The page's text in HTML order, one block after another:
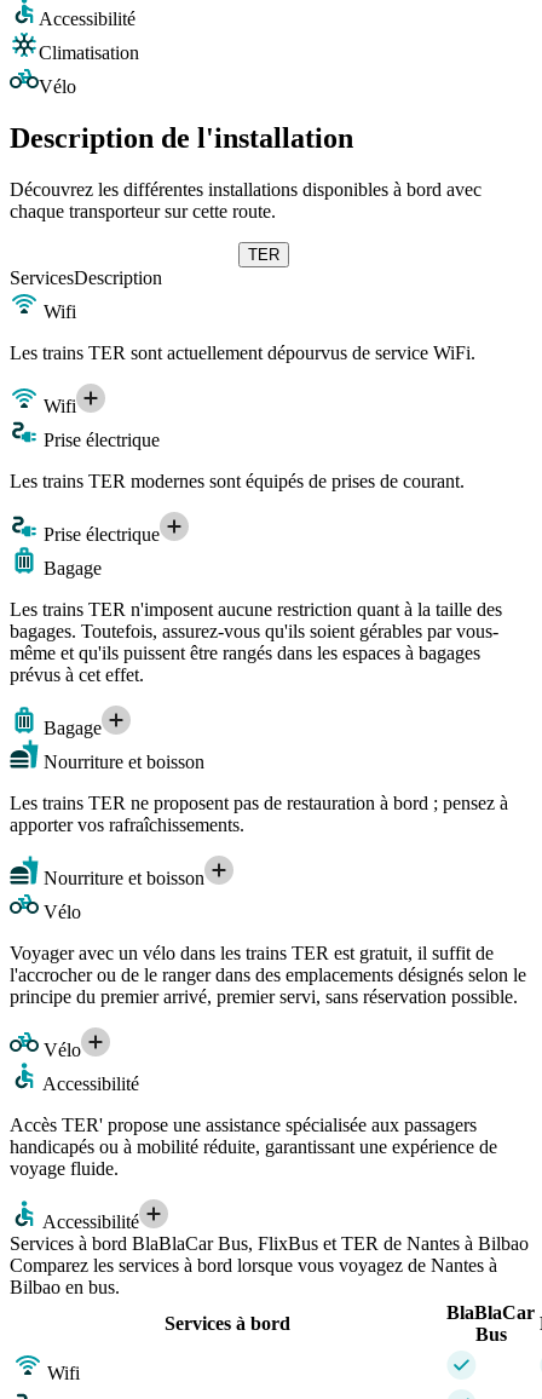
Accessibilité
Climatisation
Vélo
Description de l'installation
Découvrez les différentes installations disponibles à bord avec
chaque transporteur sur cette route.
TER
ServicesDescription
Wifi
Les trains TER sont actuellement dépourvus de service WiFi.
Wifi
Prise électrique
Les trains TER modernes sont équipés de prises de courant.
Prise électrique
Bagage
Les trains TER n'imposent aucune restriction quant à la taille des
bagages. Toutefois, assurez-vous qu'ils soient gérables par vous-
même et qu'ils puissent être rangés dans les espaces à bagages
prévus à cet effet.
Bagage
Nourriture et boisson
Les trains TER ne proposent pas de restauration à bord ; pensez à
apporter vos rafraîchissements.
Nourriture et boisson
Vélo
Voyager avec un vélo dans les trains TER est gratuit, il suffit de
l'accrocher ou de le ranger dans des emplacements désignés selon le
principe du premier arrivé, premier servi, sans réservation possible.
Vélo
Accessibilité
Accès TER' propose une assistance spécialisée aux passagers
handicapés ou à mobilité réduite, garantissant une expérience de
voyage fluide.
Accessibilité
Services à bord BlaBlaCar Bus, FlixBus et TER de Nantes à Bilbao
Comparez les services à bord lorsque vous voyagez de Nantes à
Bilbao en bus.
Services à bord
BlaBlaCar
Bus
Wifi